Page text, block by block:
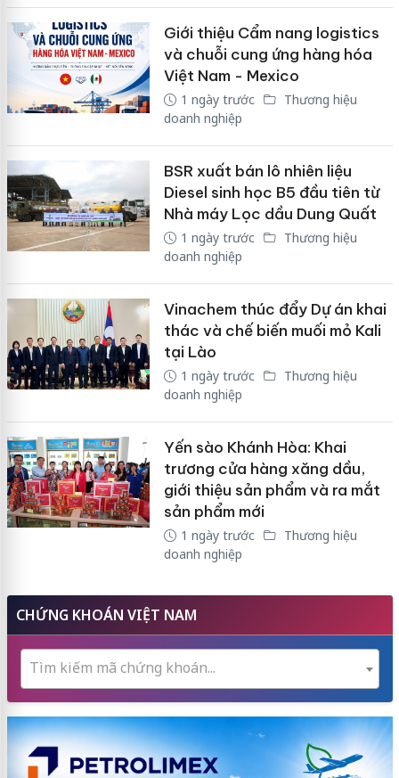
Giới thiệu Cẩm nang logistics
và chuỗi cung ứng hàng hóa
Việt Nam - Mexico
1 ngày trước
Thương hiệu
doanh nghiệp
BSR xuất bán lô nhiên liệu
Diesel sinh học B5 đầu tiên từ
Nhà máy Lọc dầu Dung Quất
1 ngày trước
Thương hiệu
doanh nghiệp
Vinachem thúc đẩy Dự án khai
thác và chế biến muối mỏ Kali
tại Lào
1 ngày trước
Thương hiệu
doanh nghiệp
Yến sào Khánh Hòa: Khai
trương cửa hàng xăng dầu,
giới thiệu sản phẩm và ra mắt
sản phẩm mới
1 ngày trước
Thương hiệu
doanh nghiệp
CHỨNG KHOÁN VIỆT NAM
Tìm kiếm mã chứng khoán...